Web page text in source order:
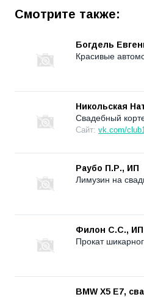
Смотрите также:
Богдель
Красивые
Никольская
Свадебный
Сайт: vk.com/
Раубо П.Р., ИП
Лимузин на
Филон С.С., ИП
Прокат
BMW Х5 E7,